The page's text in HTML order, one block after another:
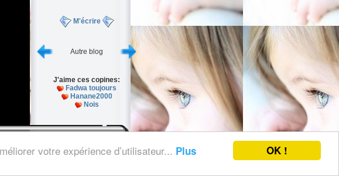
OK !
votre expérience d’utilisateur... Plus
M'écrire
Autre blog
J'aime ces copines:
Fadwa toujours
Hanane2000
Nois